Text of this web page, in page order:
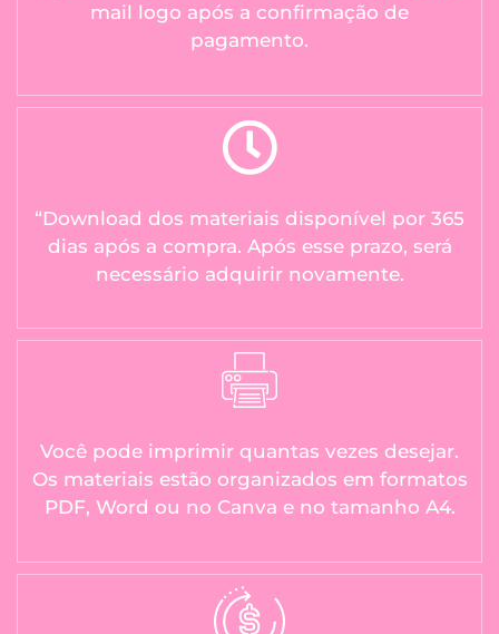
mail logo após a confirmação de
pagamento.
“Download dos materiais disponível por 365
dias após a compra. Após esse prazo, será
necessário adquirir novamente.
Você pode imprimir quantas vezes desejar.
Os materiais estão organizados em formatos
PDF, Word ou no Canva e no tamanho A4.